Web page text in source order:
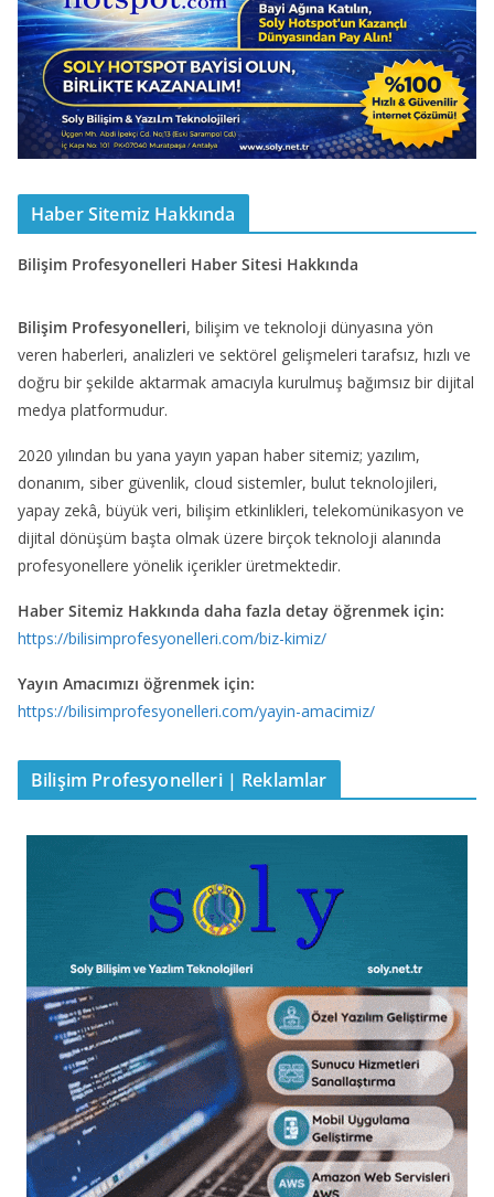
Haber Sitemiz Hakkında
Bilişim Profesyonelleri Haber Sitesi Hakkında
Bilişim Profesyonelleri, bilişim ve teknoloji dünyasına yön
veren haberleri, analizleri ve sektörel gelişmeleri tarafsız, hızlı ve
doğru bir şekilde aktarmak amacıyla kurulmuş bağımsız bir dijital
medya platformudur.
2020 yılından bu yana yayın yapan haber sitemiz; yazılım,
donanım, siber güvenlik, cloud sistemler, bulut teknolojileri,
yapay zekâ, büyük veri, bilişim etkinlikleri, telekomünikasyon ve
dijital dönüşüm başta olmak üzere birçok teknoloji alanında
profesyonellere yönelik içerikler üretmektedir.
Haber Sitemiz Hakkında daha fazla detay öğrenmek için:
https://bilisimprofesyonelleri.com/biz-kimiz/
Yayın Amacımızı öğrenmek için:
https://bilisimprofesyonelleri.com/yayin-amacimiz/
Bilişim Profesyonelleri | Reklamlar